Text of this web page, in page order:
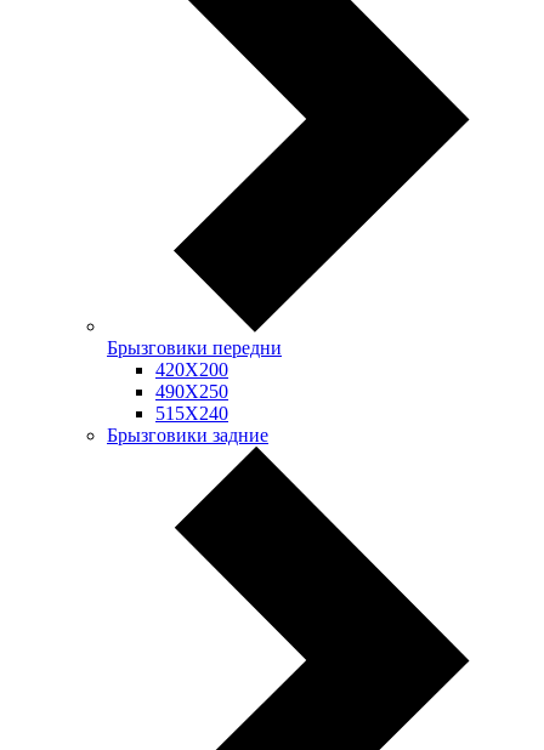
Брызговики передни
420Х200
490Х250
515Х240
Брызговики задние